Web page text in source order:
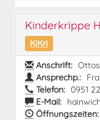
Kinderkrippe
KiKri
Anschrift:
Ansprechp.:
Telefon: 0951
E-Mail:
Öffnungszeiten: